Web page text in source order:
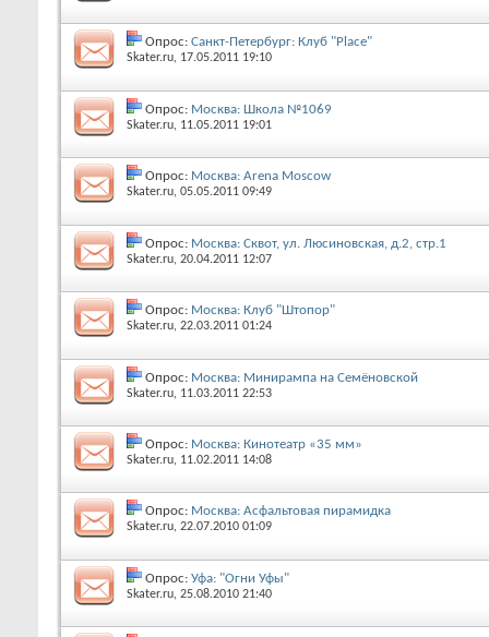
Опрос: Санкт-Петербург: Клуб "Place"
Skater.ru‎, 17.05.2011 19:10
Опрос: Москва: Школа №1069
Skater.ru‎, 11.05.2011 19:01
Опрос: Москва: Arena Moscow
Skater.ru‎, 05.05.2011 09:49
Опрос: Москва: Сквот, ул. Люсиновская, д.2, стр.1
Skater.ru‎, 20.04.2011 12:07
Опрос: Москва: Клуб "Штопор"
Skater.ru‎, 22.03.2011 01:24
Опрос: Москва: Минирампа на Семёновской
Skater.ru‎, 11.03.2011 22:53
Опрос: Москва: Кинотеатр «35 мм»
Skater.ru‎, 11.02.2011 14:08
Опрос: Москва: Асфальтовая пирамидка
Skater.ru‎, 22.07.2010 01:09
Опрос: Уфа: "Огни Уфы"
Skater.ru‎, 25.08.2010 21:40